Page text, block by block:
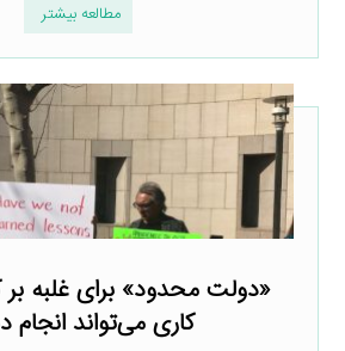
مطالعه بیشتر
کاری می‌تواند انجام